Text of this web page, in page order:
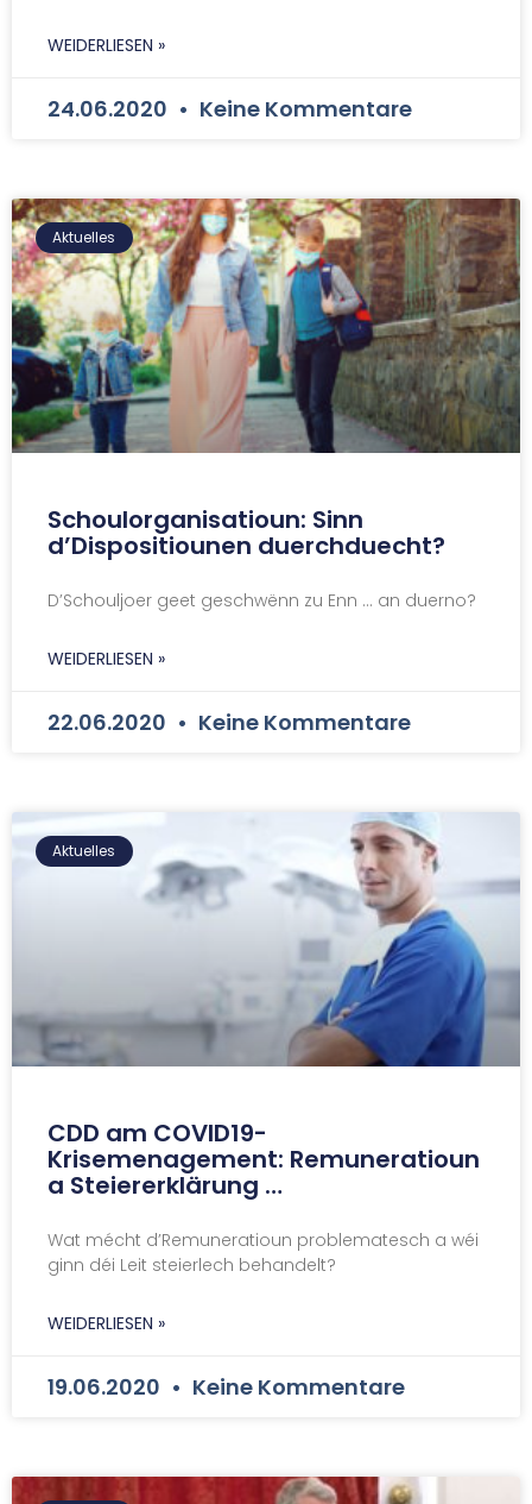
WEIDERLIESEN »
24.06.2020 Keine Kommentare
Aktuelles
Schoulorganisatioun: Sinn
d’Dispositiounen duerchduecht?
D’Schouljoer geet geschwënn zu Enn … an duerno?
WEIDERLIESEN »
22.06.2020 Keine Kommentare
Aktuelles
CDD am COVID19-
Krisemenagement: Remuneratioun
a Steiererklärung …
Wat mécht d’Remuneratioun problematesch a wéi
ginn déi Leit steierlech behandelt?
WEIDERLIESEN »
19.06.2020 Keine Kommentare